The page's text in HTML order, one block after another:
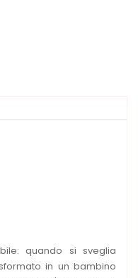
quando si sveglia
in un bambino